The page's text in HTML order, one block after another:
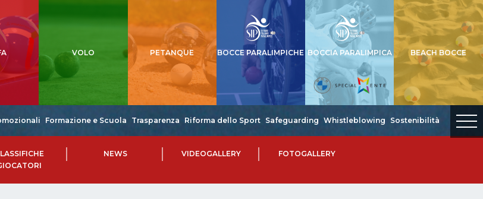
VOLO PETANQUE BOCCE PARALIMPICHE BOCCIA PARALIMPICA BEACH BOCCE
Formazione e Scuola Trasparenza Riforma dello Sport Safeguarding Whistleblowing Sostenibilità
NEWS VIDEOGALLERY FOTOGALLERY